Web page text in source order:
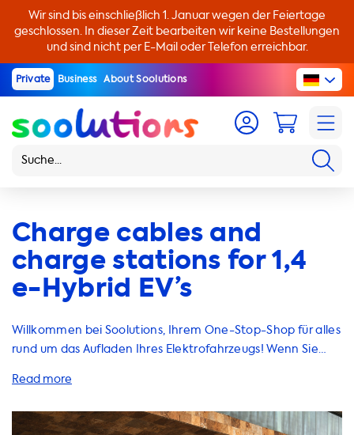
Wir sind bis einschließlich 1. Januar wegen der Feiertage
geschlossen. In dieser Zeit bearbeiten wir keine Bestellungen
und sind nicht per E-Mail oder Telefon erreichbar.
Private Business About Soolutions
Charge cables and
charge stations for 1,4
e-Hybrid EV’s
Willkommen bei Soolutions, Ihrem One-Stop-Shop für alles
rund um das Aufladen Ihres Elektrofahrzeugs! Wenn Sie
benötigen, sind Sie bei uns genau richtig. Eine
Elektrofahrzeugbesitzer, der sein Fahrzeug bequem zu